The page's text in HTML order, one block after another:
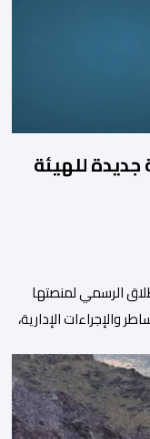
للهيئة
الرسمي لمنصتها
والإجراءات الإدارية،
وذكر بلاغ للهيئة أن
الرامية إلى التحديث